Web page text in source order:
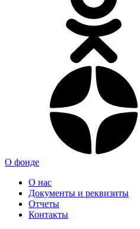
О фонде
О нас
Документы и реквизиты
Отчеты
Контакты